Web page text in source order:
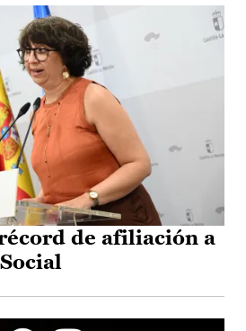
de afiliación a